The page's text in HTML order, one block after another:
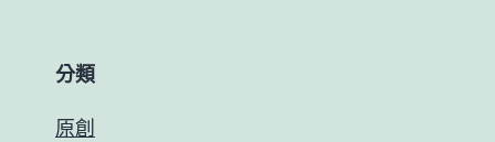
分類
原創